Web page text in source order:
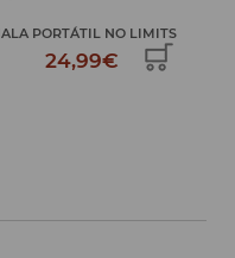
PORTÁTIL NO LIMITS
24,99€